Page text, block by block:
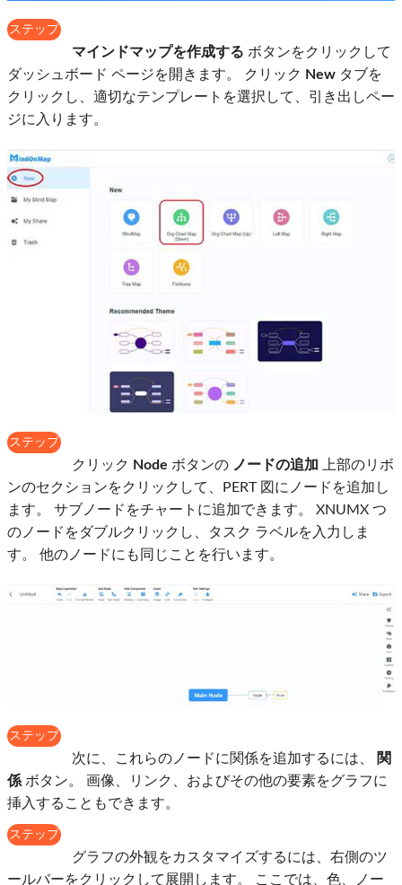
ステップ
マインドマップを作成する ボタンをクリックして
ダッシュボード ページを開きます。 クリック
New タブを
クリックし、適切なテンプレートを選択して、引き出しペー
ジに入ります。
ステップ
クリック Node ボタンの ノードの追加 上部のリボ
ンのセクションをクリックして、PERT 図にノードを追加し
ます。 サブノードをチャートに追加できます。 XNUMX つ
のノードをダブルクリックし、タスク ラベルを入力しま
す。 他のノードにも同じことを行います。
ステップ
次に、これらのノードに関係を追加するには、
関
係 ボタン。 画像、リンク、およびその他の要素をグラフに
挿入することもできます。
ステップ
グラフの外観をカスタマイズするには、右側のツ
ールバーをクリックして展開します。 ここでは、色、ノー